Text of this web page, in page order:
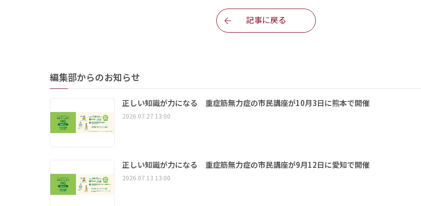
記事に戻る
編集部からのお知らせ
正しい知識が力になる 重症筋無力症の市民講座が10月3日に熊本で開催
2026.07.27 13:00
正しい知識が力になる 重症筋無力症の市民講座が9月12日に愛知で開催
2026.07.13 13:00